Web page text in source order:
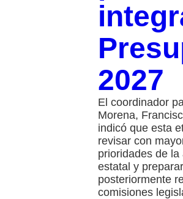
2027
El coordinador
Morena,
indicó que esta
revisar con
prioridades de la
estatal y
posteriormente
comisiones